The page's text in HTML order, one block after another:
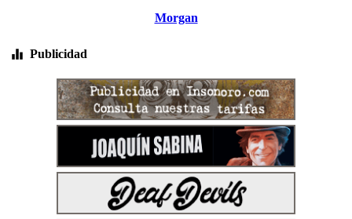
Morgan
Publicidad